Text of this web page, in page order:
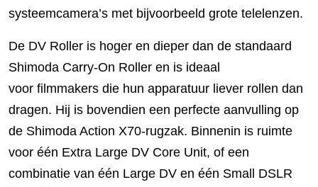
systeemcamera’s met bijvoorbeeld grote telelenzen.
De DV Roller is hoger en dieper dan de standaard
Shimoda Carry-On Roller en is ideaal
voor filmmakers die hun apparatuur liever rollen dan
dragen. Hij is bovendien een perfecte aanvulling op
de Shimoda Action X70-rugzak. Binnenin is ruimte
voor één Extra Large DV Core Unit, of een
combinatie van één Large DV en één Small DSLR